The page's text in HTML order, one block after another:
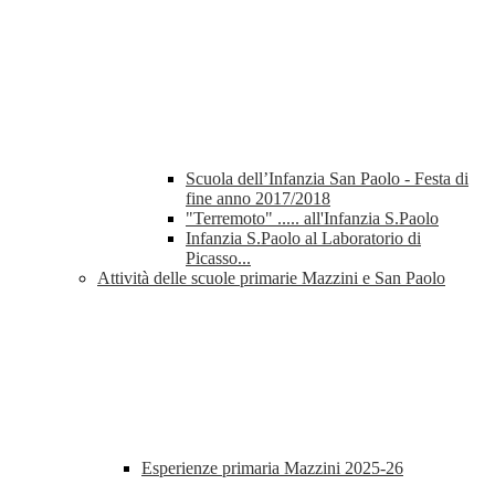
Scuola dell’Infanzia San Paolo - Festa di
fine anno 2017/2018
"Terremoto" ..... all'Infanzia S.Paolo
Infanzia S.Paolo al Laboratorio di
Picasso...
Attività delle scuole primarie Mazzini e San Paolo
Esperienze primaria Mazzini 2025-26